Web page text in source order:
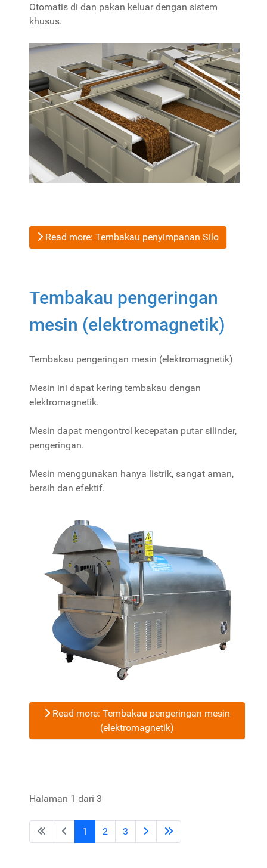
Otomatis di dan pakan keluar dengan sistem
khusus.
Read more: Tembakau penyimpanan Silo
Tembakau pengeringan
mesin (elektromagnetik)
Tembakau pengeringan mesin (elektromagnetik)
Mesin ini dapat kering tembakau dengan
elektromagnetik.
Mesin dapat mengontrol kecepatan putar silinder,
pengeringan.
Mesin menggunakan hanya listrik, sangat aman,
bersih dan efektif.
Read more: Tembakau pengeringan mesin
(elektromagnetik)
Halaman 1 dari 3
1 2 3